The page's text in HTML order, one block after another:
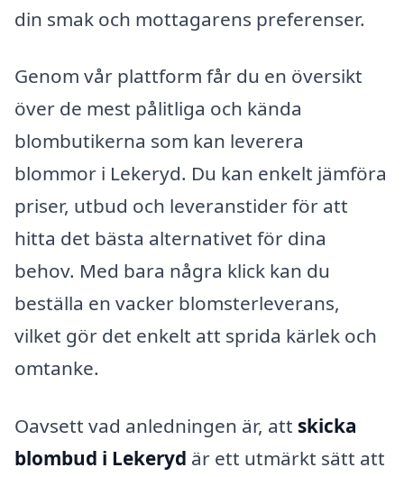
din smak och mottagarens preferenser.
Genom vår plattform får du en översikt
över de mest pålitliga och kända
blombutikerna som kan leverera
blommor i Lekeryd. Du kan enkelt jämföra
priser, utbud och leveranstider för att
hitta det bästa alternativet för dina
behov. Med bara några klick kan du
beställa en vacker blomsterleverans,
vilket gör det enkelt att sprida kärlek och
omtanke.
Oavsett vad anledningen är, att skicka
blombud i Lekeryd är ett utmärkt sätt att